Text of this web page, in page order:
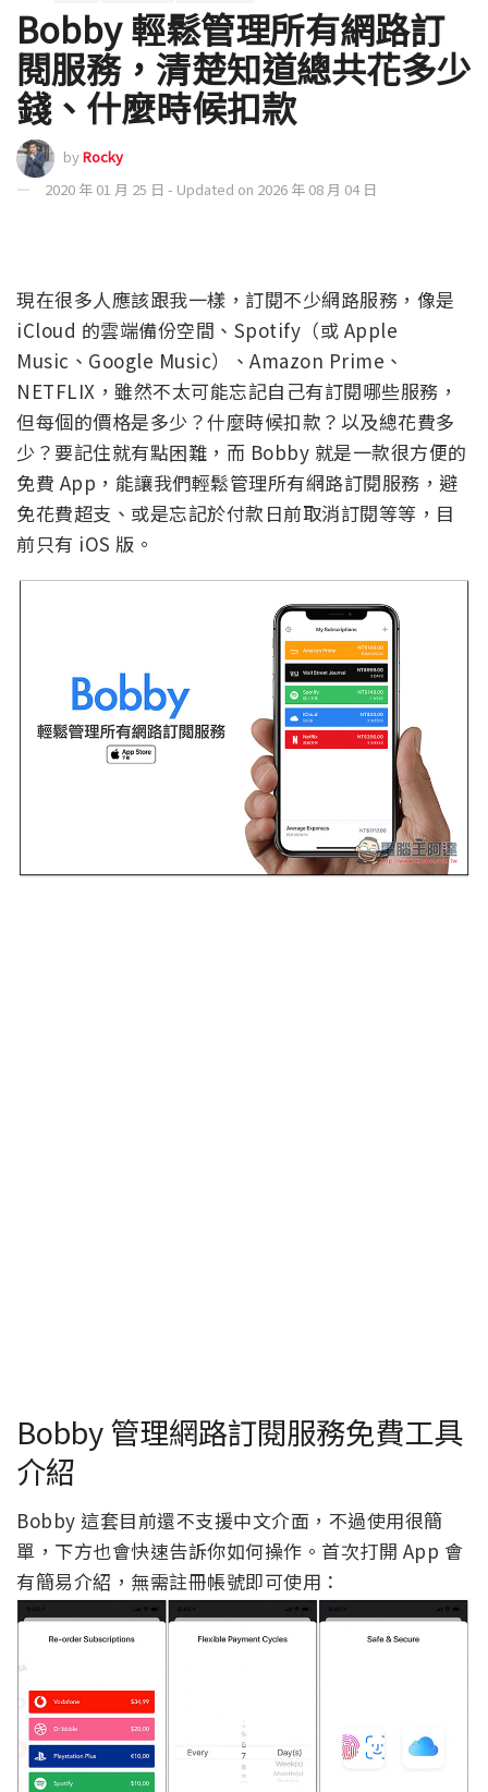
Bobby 輕鬆管理所有網路訂
閱服務，清楚知道總共花多少
錢、什麼時候扣款
byRocky
2020 年 01 月 25 日 - Updated on 2026 年 08 月 04 日
現在很多人應該跟我一樣，訂閱不少網路服務，像是
iCloud 的雲端備份空間、Spotify（或 Apple
Music、Google Music）、Amazon Prime、
NETFLIX，雖然不太可能忘記自己有訂閱哪些服務，
但每個的價格是多少？什麼時候扣款？以及總花費多
少？要記住就有點困難，而 Bobby 就是一款很方便的
免費 App，能讓我們輕鬆管理所有網路訂閱服務，避
免花費超支、或是忘記於付款日前取消訂閱等等，目
前只有 iOS 版。
Bobby 管理網路訂閱服務免費工具
介紹
Bobby 這套目前還不支援中文介面，不過使用很簡
單，下方也會快速告訴你如何操作。首次打開 App 會
有簡易介紹，無需註冊帳號即可使用：